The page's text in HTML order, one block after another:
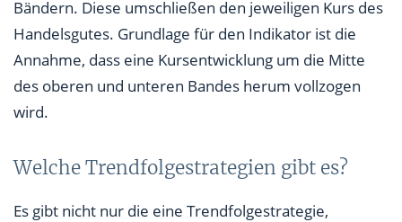
Bändern. Diese umschließen den jeweiligen Kurs des
Handelsgutes. Grundlage für den Indikator ist die
Annahme, dass eine Kursentwicklung um die Mitte
des oberen und unteren Bandes herum vollzogen
wird.
Welche Trendfolgestrategien gibt es?
Es gibt nicht nur die eine Trendfolgestrategie,